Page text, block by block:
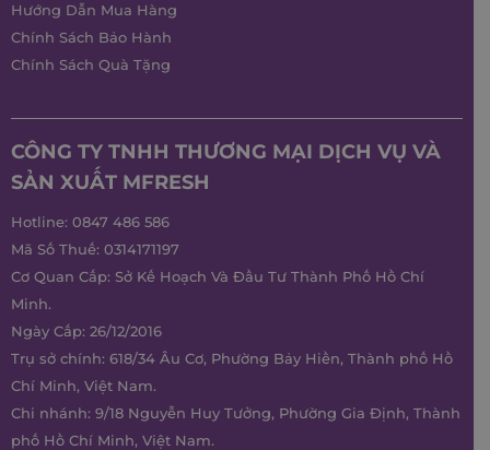
Hướng Dẫn Mua Hàng
Chính Sách Bảo Hành
Chính Sách Quà Tặng
CÔNG TY TNHH THƯƠNG MẠI DỊCH VỤ VÀ
SẢN XUẤT MFRESH
Hotline: 0847 486 586
Mã Số Thuế: 0314171197
Cơ Quan Cấp: Sở Kế Hoạch Và Đầu Tư Thành Phố Hồ Chí
Minh.
Ngày Cấp: 26/12/2016
Trụ sở chính: 618/34 Âu Cơ, Phường Bảy Hiền, Thành phố Hồ
Chí Minh, Việt Nam.
Chi nhánh: 9/18 Nguyễn Huy Tưởng, Phường Gia Định, Thành
phố Hồ Chí Minh, Việt Nam.